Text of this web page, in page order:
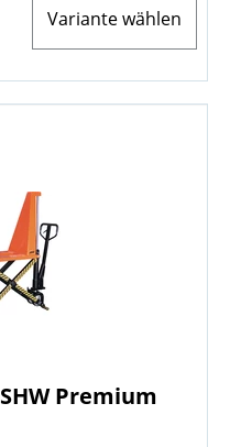
Variante wählen
SHWPremium